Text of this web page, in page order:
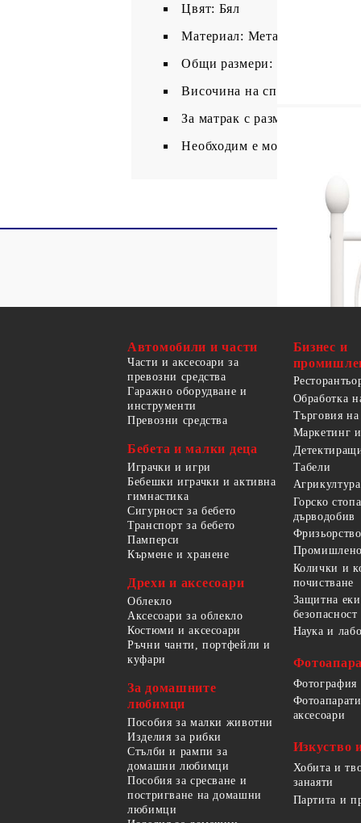
Цвят: Бял
Материал: Метал
Общи размери: 208 x 97,5 x
Височина на спане от
За матрак с размери: 90 x
Необходим е монтаж
Автомобили и части
Части и аксесоари за
превозни средства
Гаражно оборудване и
инструменти
Превозни средства
Бебета и малки деца
Играчки и игри
Бебешки играчки и активна
гимнастика
Сигурност за бебето
Транспорт за бебето
Памперси
Кърмене и хранене
Дрехи и аксесоари
Облекло
Аксесоари за облекло
Костюми и аксесоари
Ръчни чанти, портфейли и
куфари
За домашните
любимци
Пособия за малки животни
Изделия за рибки
Стълби и рампи за
домашни любимци
Пособия за сресване и
постригване на домашни
любимци
Бизнес и
Обработка
Търговия
Маркетинг
Табели
Агрикултура
Горско
дърводобив
Колички и
почистване
Защитна
Наука и
Фотография
аксесоари
Изкуство
Хобита и
занаяти
Партита и